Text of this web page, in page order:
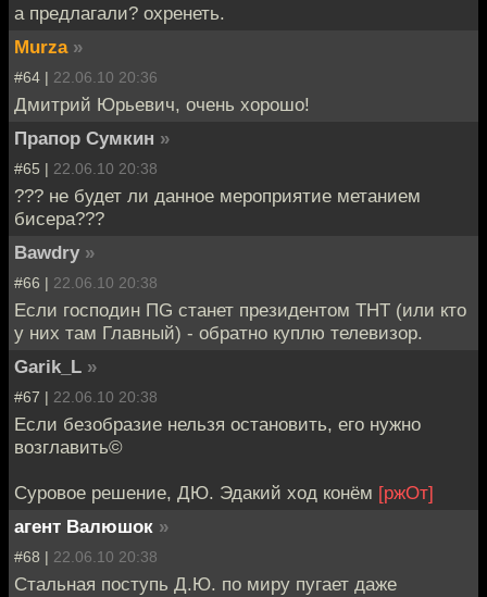
а предлагали? охренеть.
Murza »
#64 | 22.06.10 20:36
Дмитрий Юрьевич, очень хорошо!
Прапор Сумкин »
#65 | 22.06.10 20:38
??? не будет ли данное мероприятие метанием
бисера???
Bawdry »
#66 | 22.06.10 20:38
Если господин ПG станет президентом ТНТ (или кто
у них там Главный) - обратно куплю телевизор.
Garik_L »
#67 | 22.06.10 20:38
Если безобразие нельзя остановить, его нужно
возглавить©
Суровое решение, ДЮ. Эдакий ход конём [ржОт]
агент Валюшок »
#68 | 22.06.10 20:38
Стальная поступь Д.Ю. по миру пугает даже